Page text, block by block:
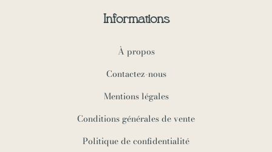
Informations
À propos
Contactez-nous
Mentions légales
Conditions générales de vente
Politique de confidentialité